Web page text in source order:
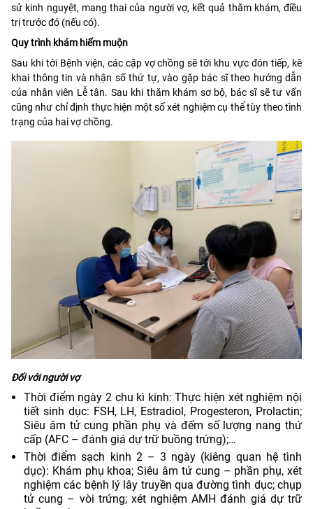
sử kinh nguyệt, mang thai của người vợ, kết quả thăm khám, điều
trị trước đó (nếu có).
Quy trình khám hiếm muộn
Sau khi tới Bệnh viện, các cặp vợ chồng sẽ tới khu vực đón tiếp, kê
khai thông tin và nhận số thứ tự, vào gặp bác sĩ theo hướng dẫn
của nhân viên Lễ tân. Sau khi thăm khám sơ bộ, bác sĩ sẽ tư vấn
cũng như chỉ định thực hiện một số xét nghiệm cụ thể tùy theo tình
trạng của hai vợ chồng.
Đối với người vợ
Thời điểm ngày 2 chu kì kinh: Thực hiện xét nghiệm nội
tiết sinh dục: FSH, LH, Estradiol, Progesteron, Prolactin;
Siêu âm tử cung phần phụ và đếm số lượng nang thứ
cấp (AFC – đánh giá dự trữ buồng trứng);…
Thời điểm sạch kinh 2 – 3 ngày (kiêng quan hệ tình
dục): Khám phụ khoa; Siêu âm tử cung – phần phụ, xét
nghiệm các bệnh lý lây truyền qua đường tình dục; chụp
tử cung – vòi trứng; xét nghiệm AMH đánh giá dự trữ